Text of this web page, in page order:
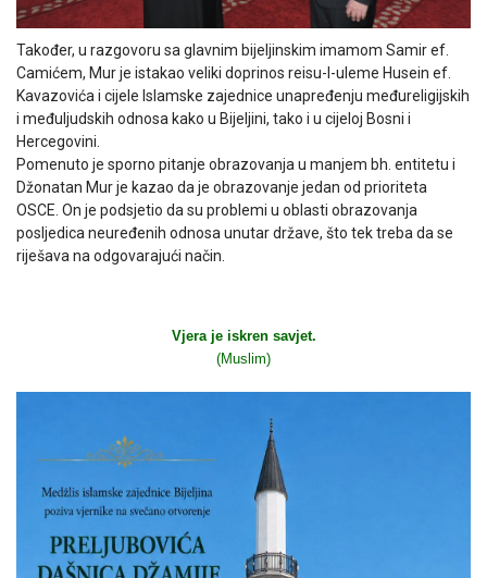
Također, u razgovoru sa glavnim bijeljinskim imamom Samir ef.
Camićem, Mur je istakao veliki doprinos reisu-l-uleme Husein ef.
Kavazovića i cijele Islamske zajednice unapređenju međureligijskih
i međuljudskih odnosa kako u Bijeljini, tako i u cijeloj Bosni i
Hercegovini.
Pomenuto je sporno pitanje obrazovanja u manjem bh. entitetu i
Džonatan Mur je kazao da je obrazovanje jedan od prioriteta
OSCE. On je podsjetio da su problemi u oblasti obrazovanja
posljedica neuređenih odnosa unutar države, što tek treba da se
riješava na odgovarajući način.
Vjera je iskren savjet.
(Muslim)